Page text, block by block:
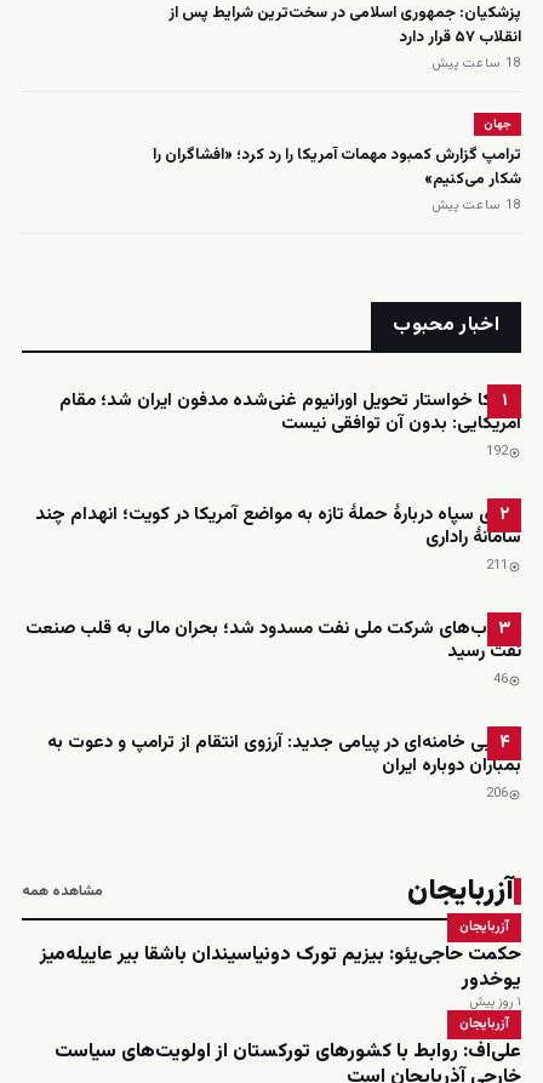
پزشکیان: جمهوری اسلامی در سخت‌ترین شرایط پس از
انقلاب ۵۷ قرار دارد
18 ساعت پیش
جهان
ترامپ گزارش کمبود مهمات آمریکا را رد کرد؛ «افشاگران را
شکار می‌کنیم»
18 ساعت پیش
اخبار محبوب
۱
آمریکا خواستار تحویل اورانیوم غنی‌شده مدفون ایران شد؛ مقام
آمریکایی: بدون آن توافقی نیست
192
۲
ادعای سپاه دربارهٔ حملهٔ تازه به مواضع آمریکا در کویت؛ انهدام چند
سامانهٔ راداری
211
۳
حساب‌های شرکت ملی نفت مسدود شد؛ بحران مالی به قلب صنعت
نفت رسید
46
۴
مجتبی خامنه‌ای در پیامی جدید: آرزوی انتقام از ترامپ و دعوت به
بمباران دوباره ایران
206
آزربایجان مشاهده همه
آزربایجان
حکمت حاجی‌یئو: بیزیم تورک دونیاسیندان باشقا بیر عاییله‌میز
یوخدور
۱ روز پیش
آزربایجان
علی‌اف: روابط با کشورهای تورکستان از اولویت‌های سیاست